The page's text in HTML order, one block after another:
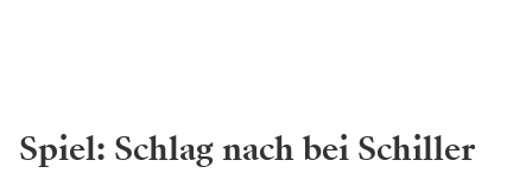
Spiel: Schlag nach bei Schiller